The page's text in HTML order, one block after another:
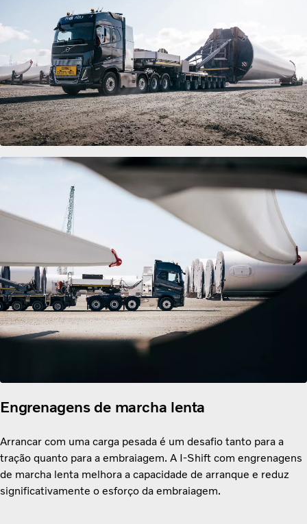
Engrenagens de marcha lenta
Arrancar com uma carga pesada é um desafio tanto para a
tração quanto para a embraiagem. A I-Shift com engrenagens
de marcha lenta melhora a capacidade de arranque e reduz
significativamente o esforço da embraiagem.